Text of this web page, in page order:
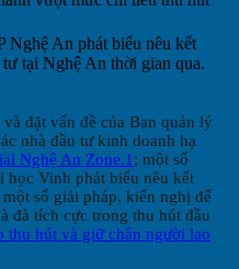
Nghệ An phát biểu nêu kết
tại Nghệ An thời gian qua.
đặt vấn đề của Ban quản lý
nhà đầu tư kinh doanh hạ
Nghệ An Zone.1 ; một số
học Vinh phát biểu nêu kết
số giải pháp, kiến nghị để
đà tích cực trong thu hút đầu
thu hút và giữ chân người lao